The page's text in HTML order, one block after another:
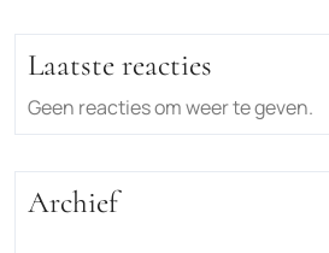
Laatste reacties
Geen reacties om weer te geven.
Archief